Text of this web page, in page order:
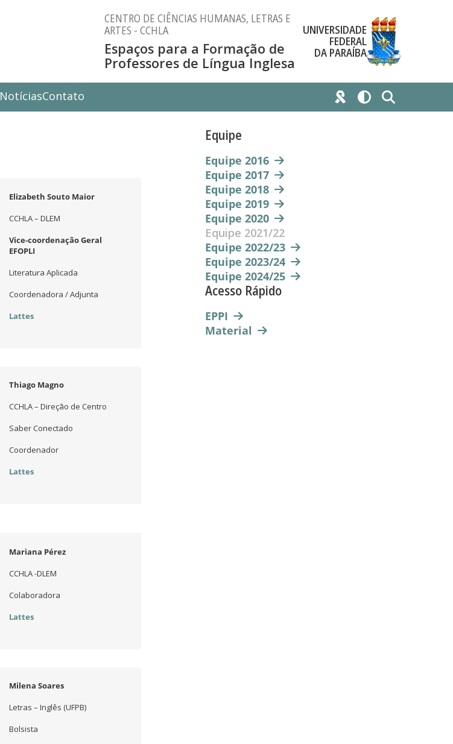
CENTRO DE CIÊNCIAS HUMANAS, LETRAS E
ARTES - CCHLA
Espaços para a Formação de
Professores de Língua Inglesa
UNIVERSIDADE
FEDERAL
DA PARAÍBA
NotíciasContato
Equipe
Equipe 2016
Equipe 2017
Equipe 2018
Equipe 2019
Equipe 2020
Equipe 2021/22
Equipe 2022/23
Equipe 2023/24
Equipe 2024/25
Acesso Rápido
EPPI
Material
Elizabeth Souto Maior
CCHLA – DLEM
Vice-coordenação Geral
EFOPLI
Literatura Aplicada
Coordenadora / Adjunta
Lattes
Thiago Magno
CCHLA – Direção de Centro
Saber Conectado
Coordenador
Lattes
Mariana Pérez
CCHLA -DLEM
Colaboradora
Lattes
Milena Soares
Letras – Inglês (UFPB)
Bolsista